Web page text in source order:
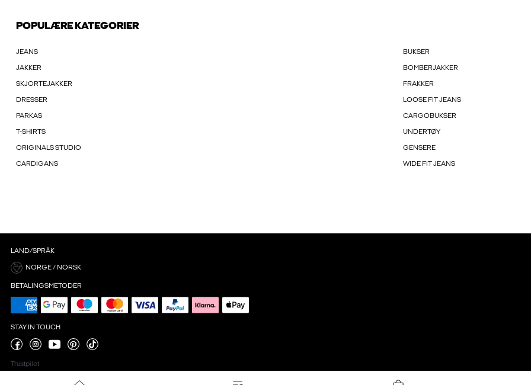
POPULÆRE KATEGORIER
JEANS BUKSER
JAKKER BOMBERJAKKER
SKJORTEJAKKER FRAKKER
DRESSER LOOSE FIT JEANS
PARKAS CARGOBUKSER
T-SHIRTS UNDERTØY
ORIGINALS STUDIO GENSERE
CARDIGANS WIDE FIT JEANS
LAND/SPRÅK
NORGE / NORSK
BETALINGSMETODER
STAY IN TOUCH
Trustpilot